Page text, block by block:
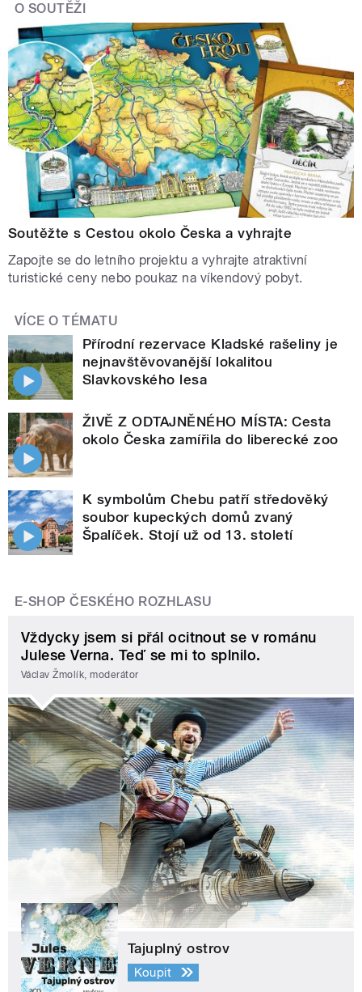
O SOUTĚŽI
Soutěžte s Cestou okolo Česka a vyhrajte
Zapojte se do letního projektu a vyhrajte atraktivní
turistické ceny nebo poukaz na víkendový pobyt.
VÍCE O TÉMATU
Přírodní rezervace Kladské rašeliny je
nejnavštěvovanější lokalitou
Slavkovského lesa
ŽIVĚ Z ODTAJNĚNÉHO MÍSTA: Cesta
okolo Česka zamířila do liberecké zoo
K symbolům Chebu patří středověký
soubor kupeckých domů zvaný
Špalíček. Stojí už od 13. století
E-SHOP ČESKÉHO ROZHLASU
Vždycky jsem si přál ocitnout se v románu
Julese Verna. Teď se mi to splnilo.
Václav Žmolík, moderátor
Tajuplný ostrov
Koupit